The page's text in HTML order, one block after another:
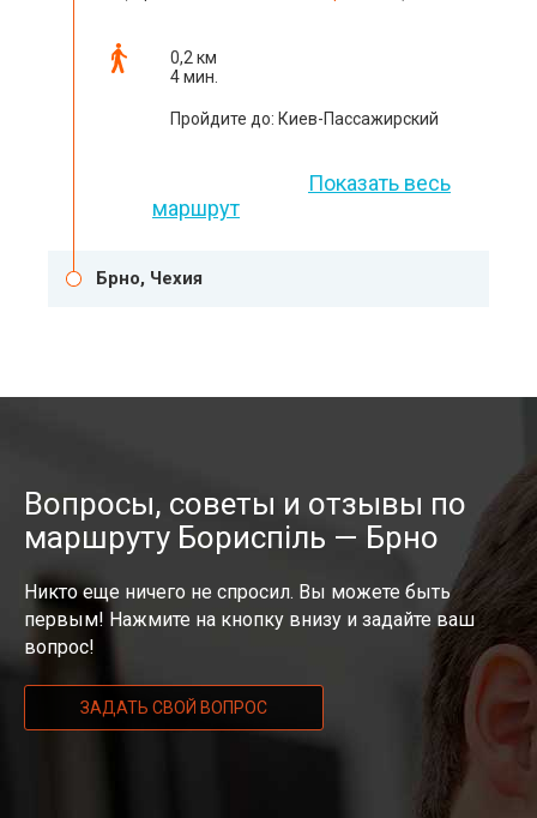
0,2 км
4 мин.
Пройдите до: Киев-Пассажирский
Показать весь
маршрут
Брно, Чехия
Вопросы, советы и отзывы по
маршруту Бориспіль — Брно
Никто еще ничего не спросил. Вы можете быть
первым! Нажмите на кнопку внизу и задайте ваш
вопрос!
ЗАДАТЬ СВОЙ ВОПРОС